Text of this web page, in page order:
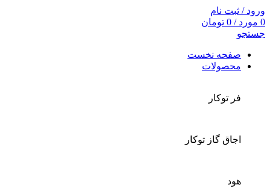
ورود / ثبت نام
0 مورد/
0 تومان
جستجو
صفحه نخست
محصولات
فر توکار
اجاق گاز توکار
هود